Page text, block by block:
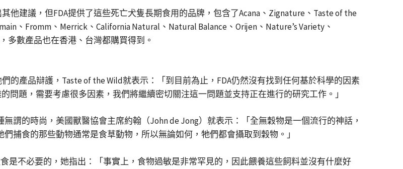
他建議，但FDA提供了這些死亡犬隻長期食用的品牌，包含了Acana、Zignature、Taste of the
、Fromm、Merrick、California Natural、Natural Balance、Orijen、Nature’s Variety、
多數產品也在香港、台灣都購買得到。
的產品辯護，Taste of the Wild就表示：「到目前為止，FDA仍然沒有找到任何基於科學的因素
問題，需要考慮很多因素，我們將繼續密切關注這一問題並支持正在進行的研究工作。」
謂的時尚，美國獸醫協會主席約翰（John de Jong）就表示：「全無穀物是一個流行的神話，
捕食的那些動物通常是食草動物，所以無論如何，牠們都會攝取到穀物。」
是不必要的，她指出：「事實上，食物過敏是非常罕見的，因此餵養這些飼料並沒有什麼好